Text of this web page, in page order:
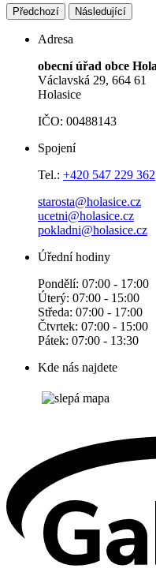
Předchozí Následující
Adresa
obecní úřad obce
Václavská 29, 664 61
Holasice
IČO: 00488143
Spojení
Tel.: +420 547 229 362
starosta@holasice.cz
ucetni@holasice.cz
pokladni@holasice.cz
Úřední hodiny
Pondělí: 07:00 - 17:00
Úterý: 07:00 - 15:00
Středa: 07:00 - 17:00
Čtvrtek: 07:00 - 15:00
Pátek: 07:00 - 13:30
Kde nás najdete